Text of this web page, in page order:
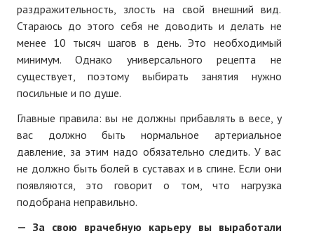
раздражительность, злость на свой внешний вид.
Стараюсь до этого себя не доводить и делать не
менее 10 тысяч шагов в день. Это необходимый
минимум. Однако универсального рецепта не
существует, поэтому выбирать занятия нужно
посильные и по душе.
Главные правила: вы не должны прибавлять в весе, у
вас должно быть нормальное артериальное
давление, за этим надо обязательно следить. У вас
не должно быть болей в суставах и в спине. Если они
появляются, это говорит о том, что нагрузка
подобрана неправильно.
— За свою врачебную карьеру вы выработали